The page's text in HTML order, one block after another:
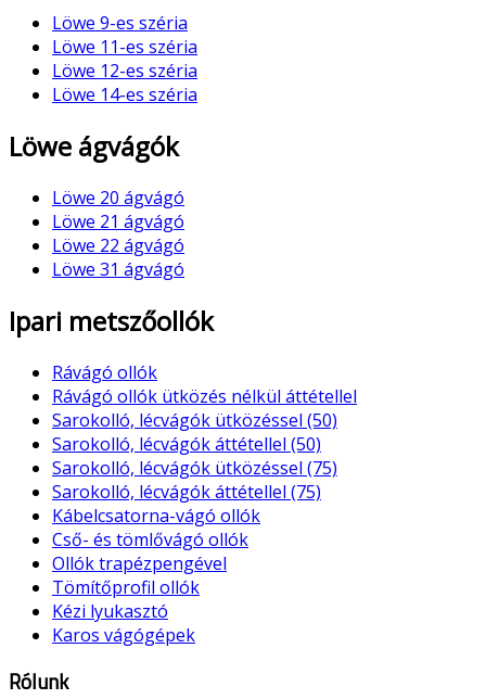
Löwe 9-es széria
Löwe 11-es széria
Löwe 12-es széria
Löwe 14-es széria
Löwe ágvágók
Löwe 20 ágvágó
Löwe 21 ágvágó
Löwe 22 ágvágó
Löwe 31 ágvágó
Ipari metszőollók
Rávágó ollók
Rávágó ollók ütközés nélkül áttétellel
Sarokolló, lécvágók ütközéssel (50)
Sarokolló, lécvágók áttétellel (50)
Sarokolló, lécvágók ütközéssel (75)
Sarokolló, lécvágók áttétellel (75)
Kábelcsatorna-vágó ollók
Cső- és tömlővágó ollók
Ollók trapézpengével
Tömítőprofil ollók
Kézi lyukasztó
Karos vágógépek
Rólunk